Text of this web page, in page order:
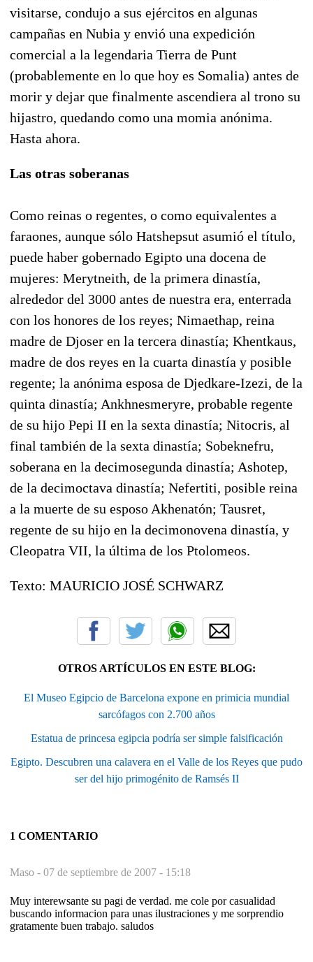
visitarse, condujo a sus ejércitos en algunas
campañas en Nubia y envió una expedición
comercial a la legendaria Tierra de Punt
(probablemente en lo que hoy es Somalia) antes de
morir y dejar que finalmente ascendiera al trono su
hijastro, quedando como una momia anónima.
Hasta ahora.
Las otras soberanas
Como reinas o regentes, o como equivalentes a
faraones, aunque sólo Hatshepsut asumió el título,
puede haber gobernado Egipto una docena de
mujeres: Merytneith, de la primera dinastía,
alrededor del 3000 antes de nuestra era, enterrada
con los honores de los reyes; Nimaethap, reina
madre de Djoser en la tercera dinastía; Khentkaus,
madre de dos reyes en la cuarta dinastía y posible
regente; la anónima esposa de Djedkare-Izezi, de la
quinta dinastía; Ankhnesmeryre, probable regente
de su hijo Pepi II en la sexta dinastía; Nitocris, al
final también de la sexta dinastía; Sobeknefru,
soberana en la decimosegunda dinastía; Ashotep,
de la decimoctava dinastía; Nefertiti, posible reina
a la muerte de su esposo Akhenatón; Tausret,
regente de su hijo en la decimonovena dinastía, y
Cleopatra VII, la última de los Ptolomeos.
Texto: MAURICIO JOSÉ SCHWARZ
OTROS ARTÍCULOS EN ESTE BLOG:
El Museo Egipcio de Barcelona expone en primicia mundial
sarcófagos con 2.700 años
Estatua de princesa egipcia podría ser simple falsificación
Egipto. Descubren una calavera en el Valle de los Reyes que pudo
ser del hijo primogénito de Ramsés II
1 COMENTARIO
Maso - 07 de septiembre de 2007 - 15:18
Muy interewsante su pagi de verdad. me cole por casualidad
buscando informacion para unas ilustraciones y me sorprendio
gratamente buen trabajo. saludos